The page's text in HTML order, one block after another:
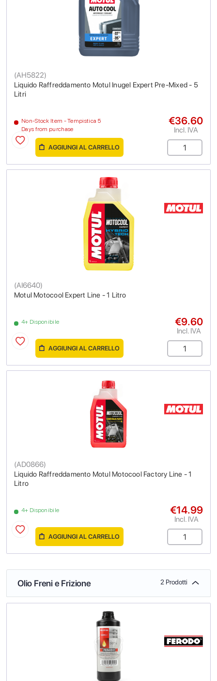
Liquido Raffreddamento Motul Inugel Expert Pre-Mixed - 5
Litri
(AH5822)
Non-Stock Item - Tempistica 5
Days from purchase
€36.60
Incl. IVA
AGGIUNGI AL CARRELLO
Motul Motocool Expert Line - 1 Litro
(AI6640)
4+ Disponibile €9.60
Incl. IVA
AGGIUNGI AL CARRELLO
Liquido Raffreddamento Motul Motocool Factory Line - 1
Litro
(AD0866)
4+ Disponibile €14.99
Incl. IVA
AGGIUNGI AL CARRELLO
Olio Freni e Frizione 2 Prodotti